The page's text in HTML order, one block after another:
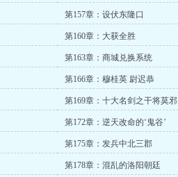
第157章：设伏东隆口
第160章：大获全胜
第163章：商城兑换系统
第166章：穆桂英 尉迟恭
第169章：十大名剑之干将莫邪
第172章：逆天改命的‘鬼谷’
第175章：发兵中北三郡
第178章：混乱的洛阳朝廷